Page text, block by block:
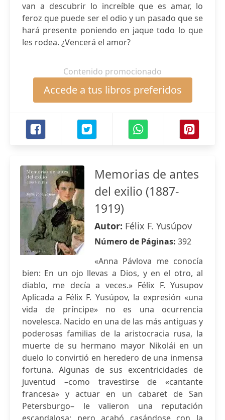
van a descubrir lo increíble que es amar, lo
feroz que puede ser el odio y un pasado que se
hará presente poniendo en jaque todo lo que
les rodea. ¿Vencerá el amor?
Contenido promocionado
Accede a tus libros preferidos
Memorias de antes
del exilio (1887-
1919)
Autor: Félix F. Yusúpov
Número de Páginas: 392
«Anna Pávlova me conocía
bien: En un ojo llevas a Dios, y en el otro, al
diablo, me decía a veces.» Félix F. Yusupov
Aplicada a Félix F. Yusúpov, la expresión «una
vida de príncipe» no es una ocurrencia
novelesca. Nacido en una de las más antiguas y
poderosas familias de la aristocracia rusa, la
muerte de su hermano mayor Nikolái en un
duelo lo convirtió en heredero de una inmensa
fortuna. Algunas de sus excentricidades de
juventud –como travestirse de «cantante
francesa» y actuar en un cabaret de San
Petersburgo– le valieron una reputación